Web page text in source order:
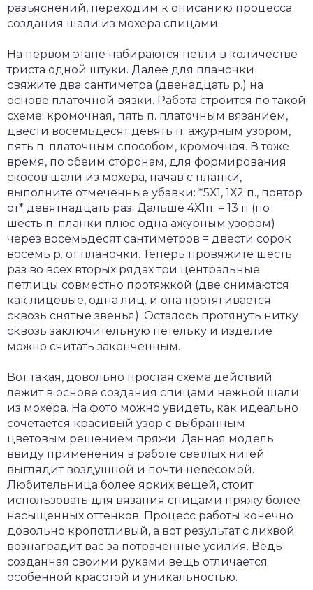
разъяснений, переходим к описанию процесса
создания шали из мохера спицами.
На первом этапе набираются петли в количестве
триста одной штуки. Далее для планочки
свяжите два сантиметра (двенадцать р.) на
основе платочной вязки. Работа строится по такой
схеме: кромочная, пять п. платочным вязанием,
двести восемьдесят девять п. ажурным узором,
пять п. платочным способом, кромочная. В тоже
время, по обеим сторонам, для формирования
скосов шали из мохера, начав с планки,
выполните отмеченные убавки: *5Х1, 1Х2 п., повтор
от* девятнадцать раз. Дальше 4Х1п. = 13 п (по
шесть п. планки плюс одна ажурным узором)
через восемьдесят сантиметров = двести сорок
восемь р. от планочки. Теперь провяжите шесть
раз во всех вторых рядах три центральные
петлицы совместно протяжкой (две снимаются
как лицевые, одна лиц. и она протягивается
сквозь снятые звенья). Осталось протянуть нитку
сквозь заключительную петельку и изделие
можно считать законченным.
Вот такая, довольно простая схема действий
лежит в основе создания спицами нежной шали
из мохера. На фото можно увидеть, как идеально
сочетается красивый узор с выбранным
цветовым решением пряжи. Данная модель
ввиду применения в работе светлых нитей
выглядит воздушной и почти невесомой.
Любительница более ярких вещей, стоит
использовать для вязания спицами пряжу более
насыщенных оттенков. Процесс работы конечно
довольно кропотливый, а вот результат с лихвой
вознаградит вас за потраченные усилия. Ведь
созданная своими руками вещь отличается
особенной красотой и уникальностью.